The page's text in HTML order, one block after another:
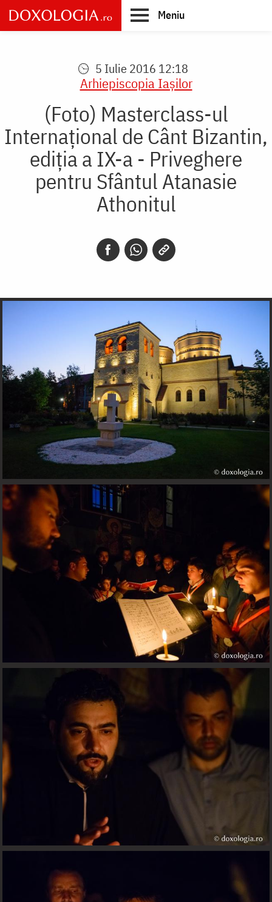
Skip
to
main
Meniu
5 Iulie 2016 12:18
Arhiepiscopia Iaşilor
(Foto) Masterclass-ul
Internațional de Cânt Bizantin,
ediția a IX-a - Priveghere
pentru Sfântul Atanasie
Athonitul